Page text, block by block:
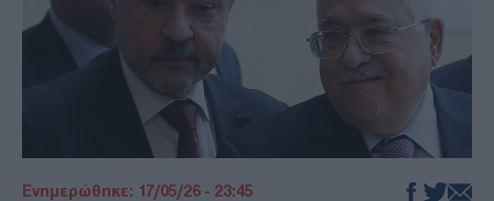
Ενημερώθηκε: 17/05/26 - 23:45